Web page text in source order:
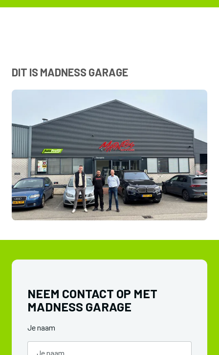
DIT IS MADNESS GARAGE
NEEM CONTACT OP MET
MADNESS GARAGE
Je naam